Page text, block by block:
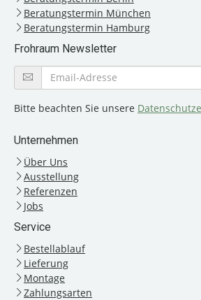
Beratungstermin München
Beratungstermin Hamburg
Frohraum Newsletter
Bitte beachten Sie unsere
Unternehmen
Über Uns
Ausstellung
Referenzen
Jobs
Service
Bestellablauf
Lieferung
Montage
Zahlungsarten